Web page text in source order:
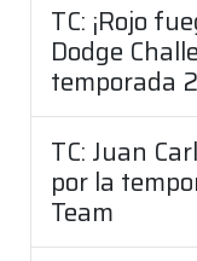
TC: ¡Rojo
Dodge
temporada
TC: Juan
por la
Team